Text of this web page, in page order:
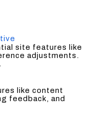
site features like
adjustments.
like content
feedback, and